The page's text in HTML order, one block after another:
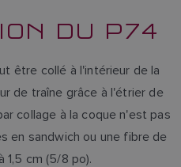
DU P74
être collé à l'intérieur de la
de traîne grâce à l'étrier de
collage à la coque n'est pas
en sandwich ou une fibre de
1,5 cm (5/8 po).